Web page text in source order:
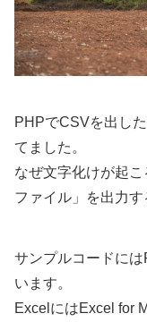
PHPでCSVを出し
てました。
なぜ文字化けが起
ファイル」を出力す
サンプルコードに
います。
ExcelにはExcel for